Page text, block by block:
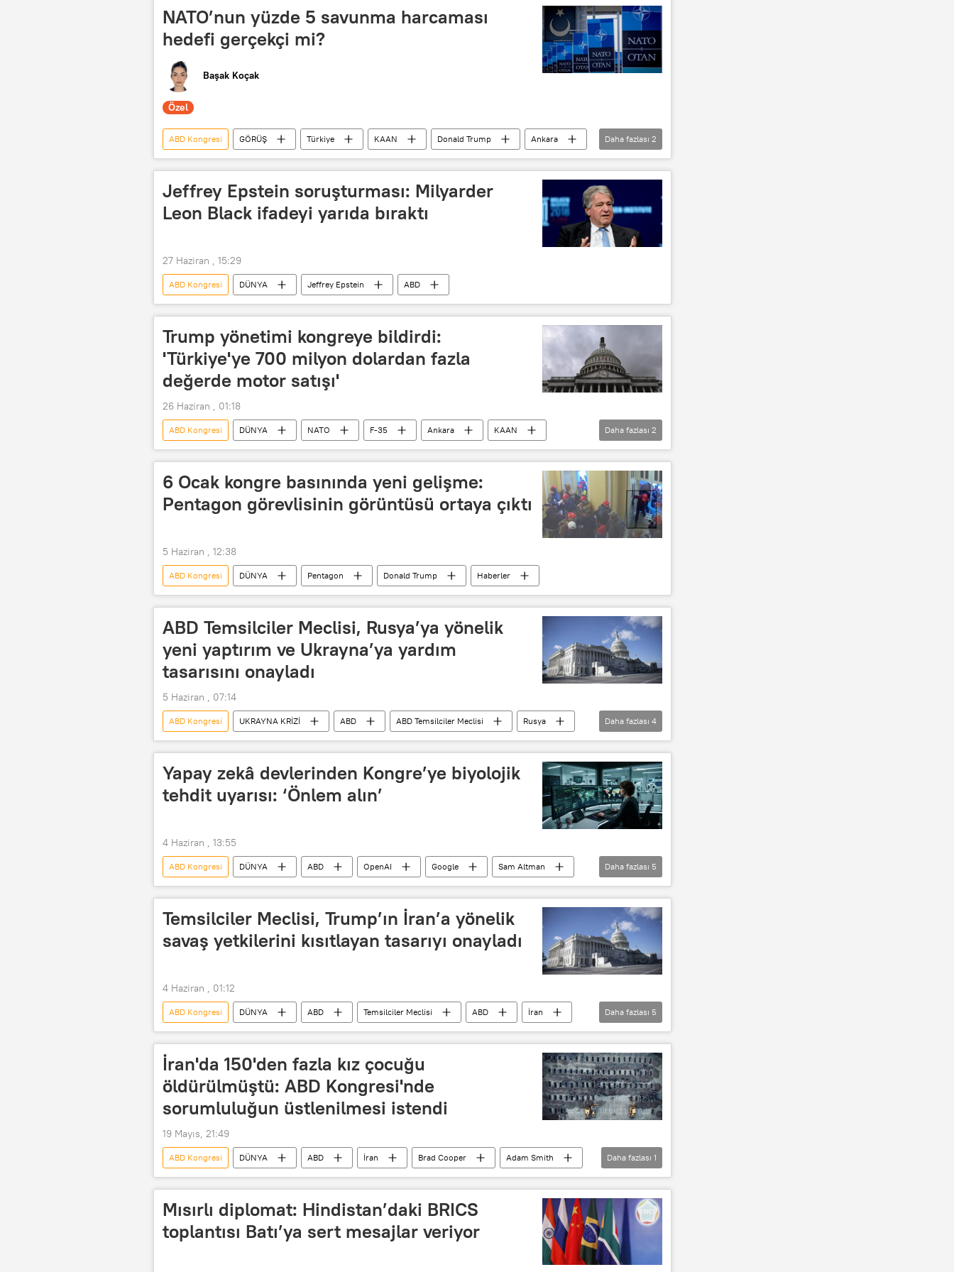
NATO’nun yüzde 5 savunma harcaması
hedefi gerçekçi mi?
Başak Koçak
Özel
ABD Kongresi GÖRÜŞ Türkiye KAAN Donald Trump
Ankara
İran
NATO
Daha fazlası 2
Jeffrey Epstein soruşturması: Milyarder
Leon Black ifadeyi yarıda bıraktı
27 Haziran , 15:29
ABD Kongresi DÜNYA Jeffrey Epstein ABD
Trump yönetimi kongreye bildirdi:
'Türkiye'ye 700 milyon dolardan fazla
değerde motor satışı'
26 Haziran , 01:18
ABD Kongresi DÜNYA NATO F-35 Ankara
KAAN
Donald Trump
Trump yönetimi
Daha fazlası 2
6 Ocak kongre basınında yeni gelişme:
Pentagon görevlisinin görüntüsü ortaya çıktı
5 Haziran , 12:38
ABD Kongresi DÜNYA Pentagon Donald Trump Haberler
ABD Temsilciler Meclisi, Rusya’ya yönelik
yeni yaptırım ve Ukrayna’ya yardım
tasarısını onayladı
5 Haziran , 07:14
ABD Kongresi UKRAYNA KRİZİ ABD ABD Temsilciler Meclisi
Rusya
Ukrayna
Yaptırım Askeri yardım Doğu Avrupa
Daha fazlası 4
Yapay zekâ devlerinden Kongre’ye biyolojik
tehdit uyarısı: ‘Önlem alın’
4 Haziran , 13:55
ABD Kongresi DÜNYA ABD OpenAI Google
Sam Altman
Mektup
Yapay zeka Biyolojik silah DNA RNA
Daha fazlası 5
Temsilciler Meclisi, Trump’ın İran’a yönelik
savaş yetkilerini kısıtlayan tasarıyı onayladı
4 Haziran , 01:12
ABD Kongresi DÜNYA ABD Temsilciler Meclisi ABD
İran
Cumhuriyetçi Parti
ABD Demokrat Parti Senato
tasarı
Daha fazlası 5
İran'da 150'den fazla kız çocuğu
öldürülmüştü: ABD Kongresi'nde
sorumluluğun üstlenilmesi istendi
19 Mayıs, 21:49
ABD Kongresi DÜNYA ABD İran Brad Cooper
Adam Smith
ABD Merkez Kuvvetler Komutanlığı (CENTCOM)
Daha fazlası 1
Mısırlı diplomat: Hindistan’daki BRICS
toplantısı Batı’ya sert mesajlar veriyor